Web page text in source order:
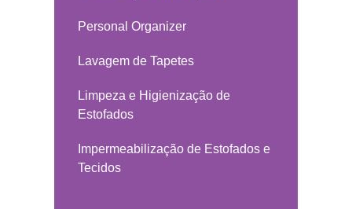
Personal Organizer
Lavagem de Tapetes
Limpeza e Higienização de
Estofados
Impermeabilização de Estofados e
Tecidos